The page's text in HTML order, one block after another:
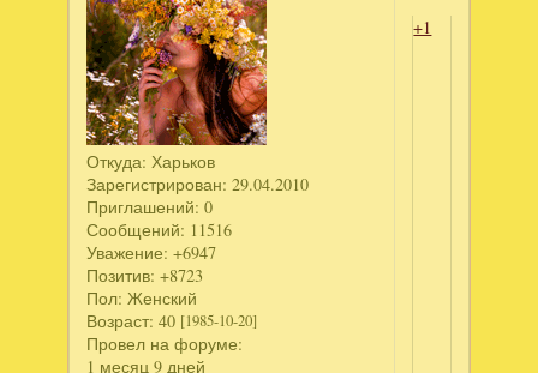
Откуда: Харьков
Зарегистрирован: 29.04.2010
Приглашений: 0
Сообщений: 11516
Уважение: +6947
Позитив: +8723
Пол: Женский
Возраст: 40 [1985-10-20]
Провел на форуме:
1 месяц 9 дней
+1